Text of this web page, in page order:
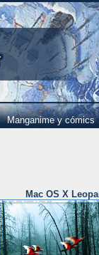
Manganime y cómics
Mac OS X